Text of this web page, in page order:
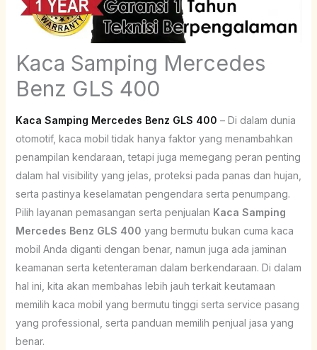
Kaca Samping Mercedes
Benz GLS 400
Kaca Samping Mercedes Benz GLS 400 – Di dalam dunia
otomotif, kaca mobil tidak hanya faktor yang menambahkan
penampilan kendaraan, tetapi juga memegang peran penting
dalam hal visibility yang jelas, proteksi pada panas dan hujan,
serta pastinya keselamatan pengendara serta penumpang.
Pilih layanan pemasangan serta penjualan Kaca Samping
Mercedes Benz GLS 400 yang bermutu bukan cuma kaca
mobil Anda diganti dengan benar, namun juga ada jaminan
keamanan serta ketenteraman dalam berkendaraan. Di dalam
hal ini, kita akan membahas lebih jauh terkait keutamaan
memilih kaca mobil yang bermutu tinggi serta service pasang
yang professional, serta panduan memilih penjual jasa yang
benar.